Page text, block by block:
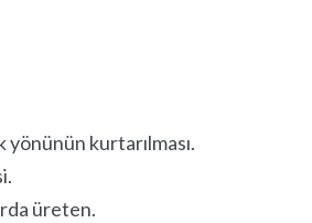
yönünün kurtarılması.
üreten.